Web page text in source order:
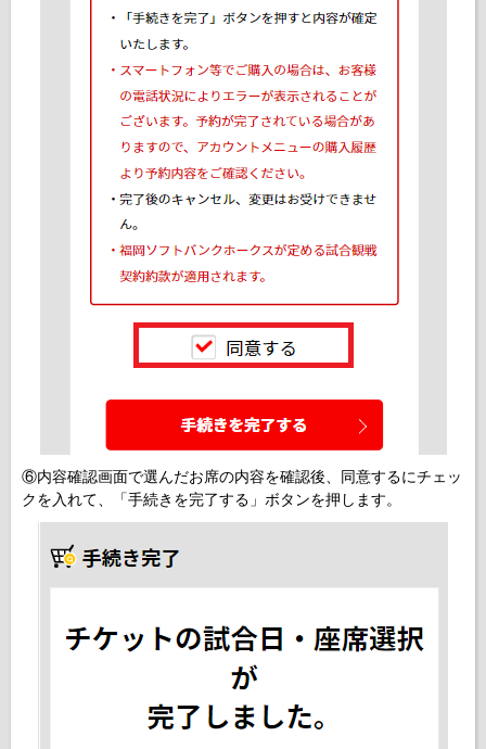
⑥内容確認画面で選んだお席の内容を確認後、同意するにチェッ
クを入れて、「手続きを完了する」ボタンを押します。